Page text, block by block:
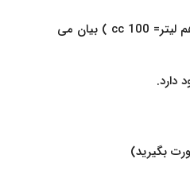
در آزمایش خون، مقدار اجزای مختلف بر اساس واحد mg/dL یا میلی گرم در دسی لیتر (یک دهم لیتر= 100 cc ) بیان می